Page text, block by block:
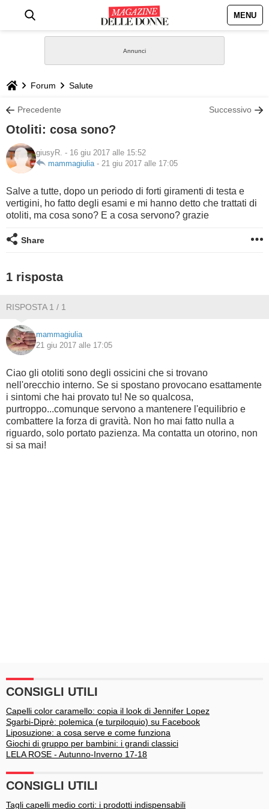
MENU
STILE
DEFINIZIONI
GASTRONOMIA
GUIDE
FORUM
Forum Salute
Precedente Successivo
Otoliti: cosa sono?
giusyR. - 16 giu 2017 alle 15:52
mammagiulia- 21 giu 2017 alle 17:05
Salve a tutte, dopo un periodo di forti giramenti di testa e
vertigini, ho fatto degli esami e mi hanno detto che trattati di
otoliti, ma cosa sono? E a cosa servono? grazie
Share
1 risposta
RISPOSTA 1 / 1
mammagiulia
21 giu 2017 alle 17:05
Ciao gli otoliti sono degli ossicini che si trovano
nell'orecchio interno. Se si spostano provocano esattamente
i sintomi che hai provato tu! Ne so qualcosa,
purtroppo...comunque servono a mantenere l'equilibrio e
combattere la forza di gravità. Non ho mai fatto nulla a
riguardo, solo portato pazienza. Ma contatta un otorino, non
si sa mai!
CONSIGLI UTILI
Capelli color caramello: copia il look di Jennifer Lopez
Sgarbi-Diprè: polemica (e turpiloquio) su Facebook
Liposuzione: a cosa serve e come funziona
Giochi di gruppo per bambini: i grandi classici
LELA ROSE - Autunno-Inverno 17-18
CONSIGLI UTILI
Tagli capelli medio corti: i prodotti indispensabili